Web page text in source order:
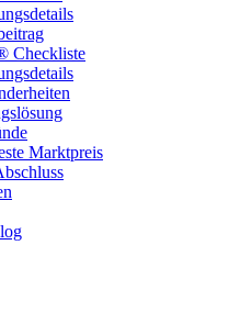
Checkliste
Marktpreis